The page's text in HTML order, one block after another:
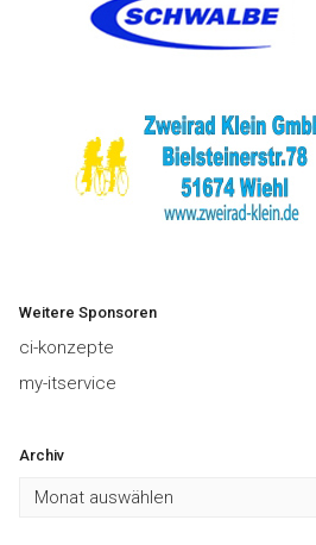
Weitere Sponsoren
ci-konzepte
my-itservice
Archiv
Archiv